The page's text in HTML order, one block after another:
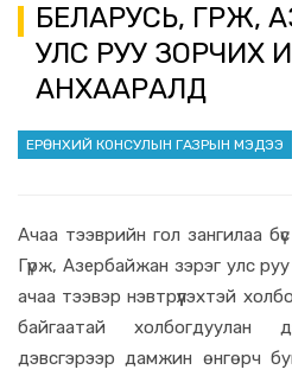
БЕЛАРУСЬ, ГҮРЖ,
УЛС РУУ ЗОРЧИХ
АНХААРАЛД
ЕРӨНХИЙ КОНСУЛЫН ГАЗРЫН МЭДЭЭ
Ачаа тээврийн гол зангилаа
Гүрж, Азербайжан зэрэг улс
ачаа тээвэр нэвтрүүлэхтэй
байгаатай холбогдуулан
дэвсгэрээр дамжин өнгөрч